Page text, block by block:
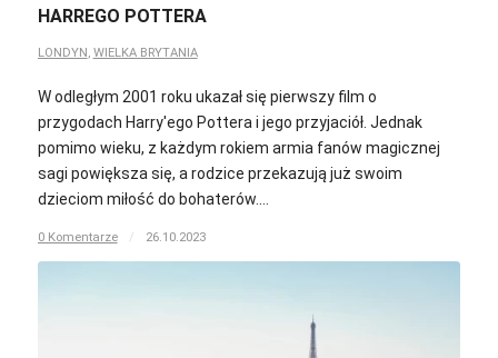
HARREGO POTTERA
LONDYN , WIELKA BRYTANIA
W odległym 2001 roku ukazał się pierwszy film o
przygodach Harry'ego Pottera i jego przyjaciół. Jednak
pomimo wieku, z każdym rokiem armia fanów magicznej
sagi powiększa się, a rodzice przekazują już swoim
dzieciom miłość do bohaterów.…
0 Komentarze / 26.10.2023